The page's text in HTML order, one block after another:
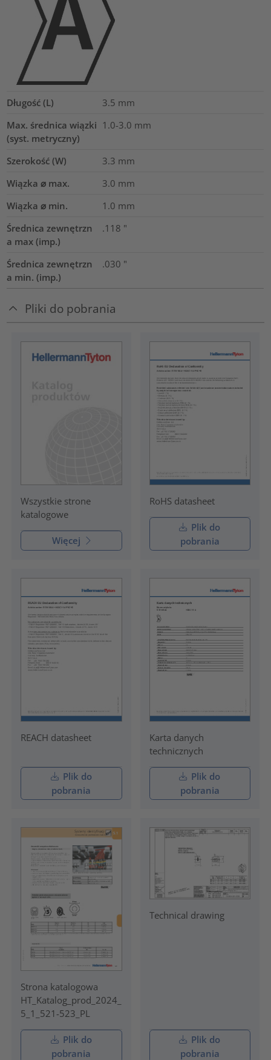
Długość (L) 3.5 mm
Max. średnica wiązki
(syst. metryczny)
1.0-3.0 mm
Szerokość (W) 3.3 mm
Wiązka ⌀ max.
3.0 mm
Wiązka ⌀ min.
1.0 mm
Średnica zewnętrzn
a max (imp.)
.118 "
Średnica zewnętrzn
a min. (imp.)
.030 "
Pliki do pobrania
Wszystkie strone
katalogowe
Więcej
RoHS datasheet
Plik do
pobrania
REACH datasheet
Plik do
pobrania
Karta danych
technicznych
Plik do
pobrania
Strona katalogowa
HT_Katalog_prod_2024_
5_1_521-523_PL
Plik do
pobrania
Technical drawing
Plik do
pobrania